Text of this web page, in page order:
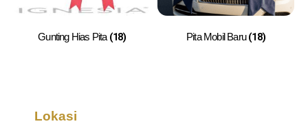
Gunting Hias Pita(18) Pita Mobil Baru(18)
Lokasi